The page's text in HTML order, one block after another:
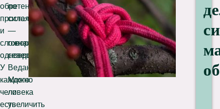
обретения
простая
и
сложная
одновременно.
У
каждого
человека
есть
по
силе»,
—
говорят
северные
Ведающие.
Можно
ли
увеличить